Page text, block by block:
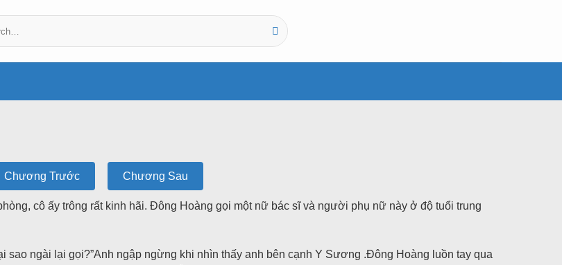
Chương Trước Chương Sau
cô ấy trông rất kinh hãi. Đông Hoàng gọi một nữ bác sĩ và người phụ nữ này ở độ tuổi trung
ngài lại gọi?”Anh ngập ngừng khi nhìn thấy anh bên cạnh Y Sương .Đông Hoàng luồn tay qua